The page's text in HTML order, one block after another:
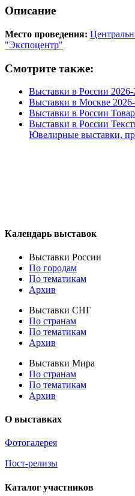
Описание
Место проведения:
"Экспоцентр"
Смотрите также:
Выставки в России 2026-
Выставки в Москве
Выставки в России
Выставки в России
Ювелирные выставки,
Календарь выставок
Выставки России
По городам
По тематикам
Архив
Выставки СНГ
По странам
По тематикам
Архив
Выставки Мира
По странам
По тематикам
Архив
О выставках
Фотогалерея
Пост-релизы
Каталог участников